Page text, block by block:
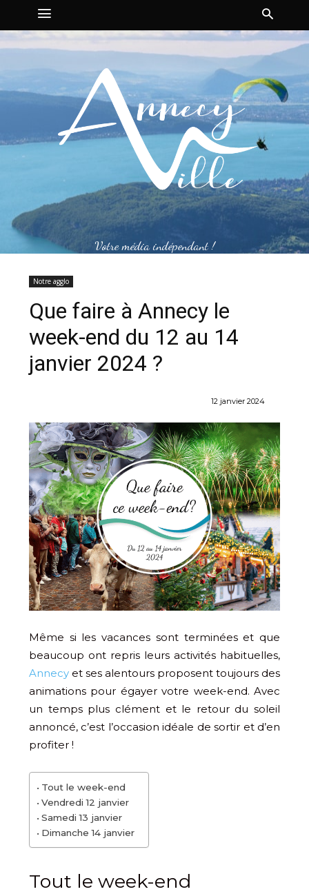
Votre média indépendant !
Notre agglo
Que faire à Annecy le
week-end du 12 au 14
janvier 2024 ?
12 janvier 2024
Même si les vacances sont terminées et que
beaucoup ont repris leurs activités habituelles,
Annecy et ses alentours proposent toujours des
animations pour égayer votre week-end. Avec
un temps plus clément et le retour du soleil
annoncé, c’est l’occasion idéale de sortir et d’en
profiter !
Tout le week-end
Vendredi 12 janvier
Samedi 13 janvier
Dimanche 14 janvier
Tout le week-end